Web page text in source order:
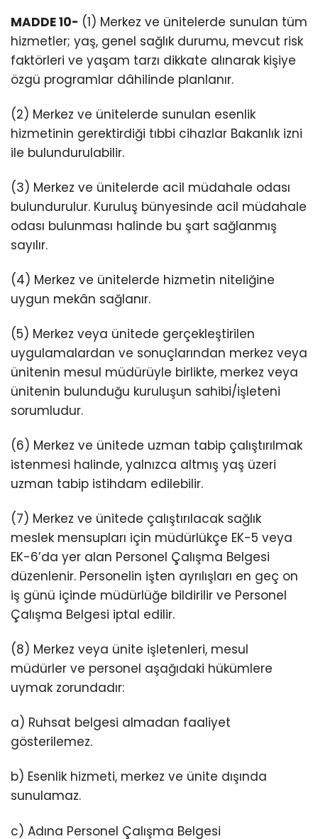
MADDE 10- (1) Merkez ve ünitelerde sunulan tüm
hizmetler; yaş, genel sağlık durumu, mevcut risk
faktörleri ve yaşam tarzı dikkate alınarak kişiye
özgü programlar dâhilinde planlanır.
(2) Merkez ve ünitelerde sunulan esenlik
hizmetinin gerektirdiği tıbbi cihazlar Bakanlık izni
ile bulundurulabilir.
(3) Merkez ve ünitelerde acil müdahale odası
bulundurulur. Kuruluş bünyesinde acil müdahale
odası bulunması halinde bu şart sağlanmış
sayılır.
(4) Merkez ve ünitelerde hizmetin niteliğine
uygun mekân sağlanır.
(5) Merkez veya ünitede gerçekleştirilen
uygulamalardan ve sonuçlarından merkez veya
ünitenin mesul müdürüyle birlikte, merkez veya
ünitenin bulunduğu kuruluşun sahibi/işleteni
sorumludur.
(6) Merkez ve ünitede uzman tabip çalıştırılmak
istenmesi halinde, yalnızca altmış yaş üzeri
uzman tabip istihdam edilebilir.
(7) Merkez ve ünitede çalıştırılacak sağlık
meslek mensupları için müdürlükçe EK-5 veya
EK-6’da yer alan Personel Çalışma Belgesi
düzenlenir. Personelin işten ayrılışları en geç on
iş günü içinde müdürlüğe bildirilir ve Personel
Çalışma Belgesi iptal edilir.
(8) Merkez veya ünite işletenleri, mesul
müdürler ve personel aşağıdaki hükümlere
uymak zorundadır:
a) Ruhsat belgesi almadan faaliyet
gösterilemez.
b) Esenlik hizmeti, merkez ve ünite dışında
sunulamaz.
c) Adına Personel Çalışma Belgesi